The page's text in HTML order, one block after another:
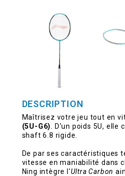
DESCRIPTION
Maîtrisez votre jeu tout en
(5U-G6)
. D'un poids 5U,
shaft 6.8 rigide.
De par ses caractéristiques
vitesse en maniabilité dans
Ning intègre l'Ultra Carbon